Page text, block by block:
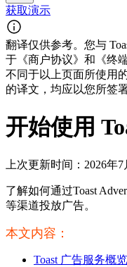
获取演示
翻译仅供参考。您与
于《商户协议》和《终
不同于以上页面所使用
的译文，均应以您所签
开始使用
上次更新时间：2026年7
了解如何通过Toast
等渠道投放广告。
本文内容：
Toast 广告服务概览